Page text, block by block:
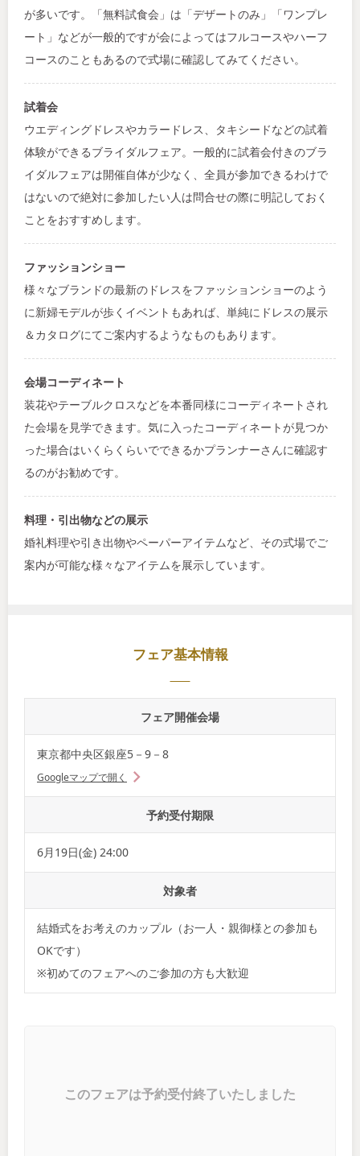
が多いです。「無料試食会」は「デザートのみ」「ワンプレ
ート」などが一般的ですが会によってはフルコースやハーフ
コースのこともあるので式場に確認してみてください。
試着会
ウエディングドレスやカラードレス、タキシードなどの試着
体験ができるブライダルフェア。一般的に試着会付きのブラ
イダルフェアは開催自体が少なく、全員が参加できるわけで
はないので絶対に参加したい人は問合せの際に明記しておく
ことをおすすめします。
ファッションショー
様々なブランドの最新のドレスをファッションショーのよう
に新婦モデルが歩くイベントもあれば、単純にドレスの展示
＆カタログにてご案内するようなものもあります。
会場コーディネート
装花やテーブルクロスなどを本番同様にコーディネートされ
た会場を見学できます。気に入ったコーディネートが見つか
った場合はいくらくらいでできるかプランナーさんに確認す
るのがお勧めです。
料理・引出物などの展示
婚礼料理や引き出物やペーパーアイテムなど、その式場でご
案内が可能な様々なアイテムを展示しています。
フェア基本情報
フェア開催会場
東京都中央区銀座5－9－8
Googleマップで開く
予約受付期限
6月19日(金) 24:00
対象者
結婚式をお考えのカップル（お一人・親御様との参加も
OKです）
※初めてのフェアへのご参加の方も大歓迎
このフェアは予約受付終了いたしました